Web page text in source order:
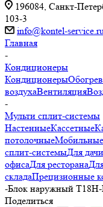
196084, Санкт-
103-3
info@kontel-
Главная
-
Кондиционеры
Кондиционеры
воздухаВентиляция
-
Мульти сплит-системы
НастенныеКассетные
потолочные
сплит-системыДля дачи
офисаДля ресторана
складаПрецизионные
-Блок наружный
Поделиться